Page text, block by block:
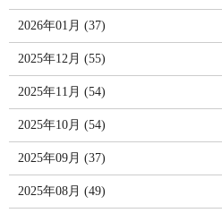
2026年01月 (37)
2025年12月 (55)
2025年11月 (54)
2025年10月 (54)
2025年09月 (37)
2025年08月 (49)